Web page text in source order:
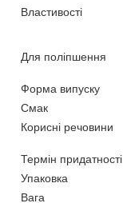
Властивості
Для поліпшення
Форма випуску
Смак
Корисні речовини
Термін придатності
Упаковка
Вага